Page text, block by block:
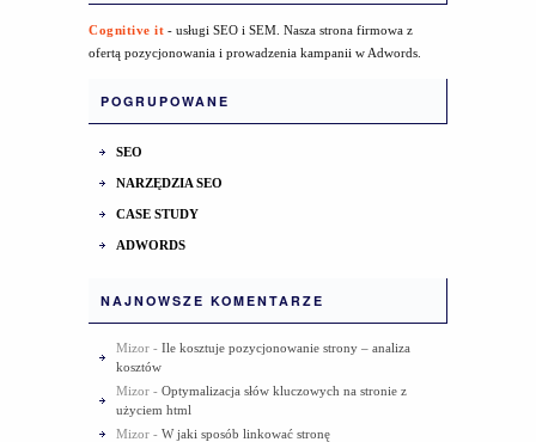
Cognitive it - usługi SEO i SEM. Nasza strona firmowa z
ofertą pozycjonowania i prowadzenia kampanii w Adwords.
POGRUPOWANE
SEO
NARZĘDZIA SEO
CASE STUDY
ADWORDS
NAJNOWSZE KOMENTARZE
Mizor - Ile kosztuje pozycjonowanie strony – analiza
kosztów
Mizor - Optymalizacja słów kluczowych na stronie z
użyciem html
Mizor - W jaki sposób linkować stronę